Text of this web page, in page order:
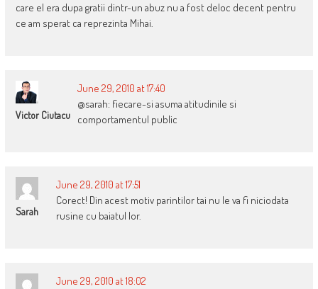
care el era dupa gratii dintr-un abuz nu a fost deloc decent pentru
ce am sperat ca reprezinta Mihai.
Victor Ciutacu
June 29, 2010 at 17:40
@sarah: fiecare-si asuma atitudinile si
comportamentul public
Sarah
June 29, 2010 at 17:51
Corect! Din acest motiv parintilor tai nu le va fi niciodata
rusine cu baiatul lor.
June 29, 2010 at 18:02